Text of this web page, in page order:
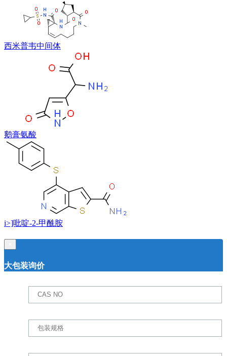
西米普韦中间体
鹅膏氨酸
i>]吡啶-2-甲酰胺
大包装询价